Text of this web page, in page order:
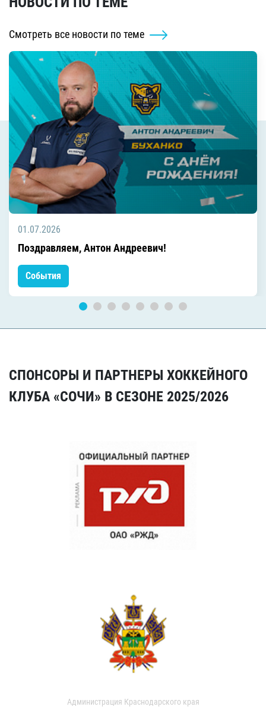
Смотреть все новости по теме
01.07.2026
Поздравляем, Антон Андреевич!
События
СПОНСОРЫ И ПАРТНЕРЫ ХОККЕЙНОГО
КЛУБА «СОЧИ» В СЕЗОНЕ 2025/2026
Администрация Краснодарского края